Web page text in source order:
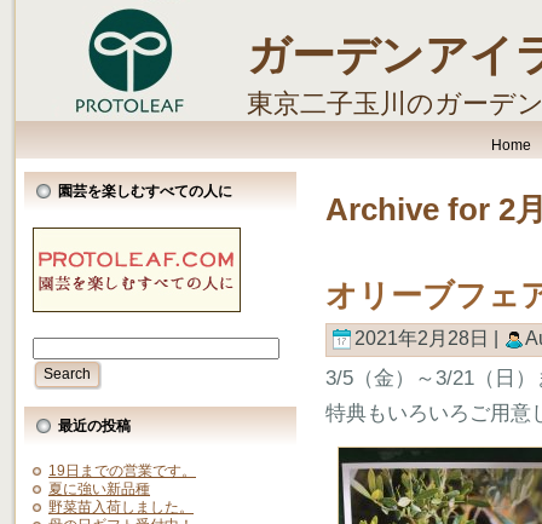
ガーデンアイ
東京二子玉川のガーデ
Home
園芸を楽しむすべての人に
最近の投稿
19日までの営業です。
夏に強い新品種
野菜苗入荷しました。
Archive for 2
オリーブフェ
2021年2月28日 |
3/5（金）～3/21（日
特典もいろいろご用意